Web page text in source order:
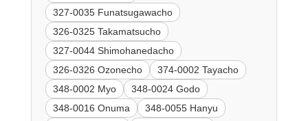
327-0035 Funatsugawacho
326-0325 Takamatsucho
327-0044 Shimohanedacho
326-0326 Ozonecho
374-0002 Tayacho
348-0002 Myo
348-0024 Godo
348-0016 Onuma
348-0055 Hanyu